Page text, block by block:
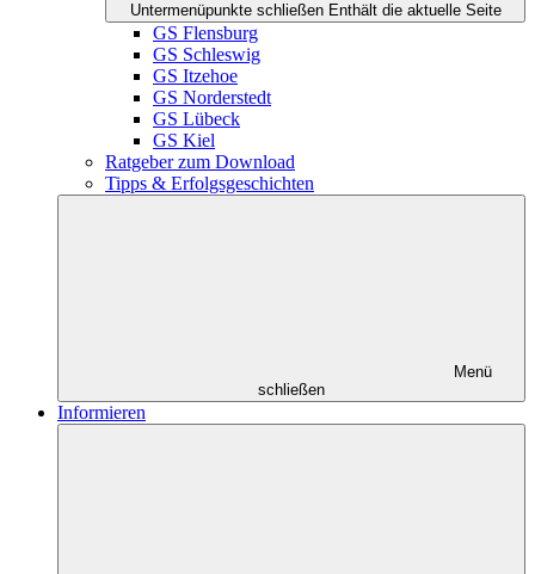
Untermenüpunkte schließen Enthält die aktuelle Seite
GS Flensburg
GS Schleswig
GS Itzehoe
GS Norderstedt
GS Lübeck
GS Kiel
Ratgeber zum Download
Tipps & Erfolgsgeschichten
Menü
schließen
Informieren